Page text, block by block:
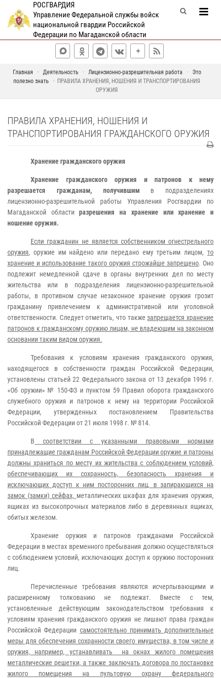
РОСГВАРДИЯ
Управление Федеральной службы войск
национальной гвардии Российской
Федерации по Магаданской области
Главная Деятельность Лицензионно-разрешительная работа
Это
полезно знать
ПРАВИЛА ХРАНЕНИЯ, НОШЕНИЯ И ТРАНСПОРТИРОВАНИЯ
ОРУЖИЯ
ПРАВИЛА ХРАНЕНИЯ, НОШЕНИЯ И
ТРАНСПОРТИРОВАНИЯ ГРАЖДАНСКОГО ОРУЖИЯ
Хранение гражданского оружия
Хранение гражданского оружия и патронов к нему
разрешается гражданам, получившимв подразделениях
лицензионно-разрешительной работы Управления Росгвардии по
Магаданской областиразрешения на хранение или хранение и
ношение оружия.
Если гражданин не является собственником огнестрельного
оружия, оружие им найдено или передано ему третьим лицом, то
хранение и использование такого оружия строжайше запрещено. Оно
подлежит немедленной сдаче в органы внутренних дел по месту
жительства или в подразделения лицензионно-разрешительной
работы, в противном случае незаконное хранение оружия грозит
гражданину привлечением к административной или уголовной
ответственности. Следует отметить, что такжезапрещается хранение
патронов к гражданскому оружию лицам, не владеющим на законном
основании таким видом оружия.
Требования к условиям хранения гражданского оружия,
находящегося в собственности граждан Российской Федерации,
установлены статьей 22 Федерального закона от 13 декабря 1996 г.
«Об оружии» № 150-ФЗ и пунктом 59 Правил оборота гражданского
служебного оружия и патронов к нему на территории Российской
Федерации, утвержденных постановлением Правительства
Российской Федерации от 21 июля 1998 г. № 814.
В соответствии с указанными правовыми нормами
принадлежащие гражданам Российской Федерации оружие и патроны
должны храниться по месту их жительства с соблюдением условий,
обеспечивающих их сохранность, безопасность хранения и
исключающих доступ к ним посторонних лиц, в запирающихся на
замок (замки) сейфах, металлических шкафах для хранения оружия,
ящиках из высокопрочных материалов либо в деревянных ящиках,
обитых железом.
Хранение оружия и патронов гражданами Российской
Федерации в местах временного пребывания должно осуществляться
с соблюдением условий, исключающих доступ к оружию посторонних
лиц.
Перечисленные требования являются исчерпывающими и
расширенному толкованию не подлежат. Вместе с тем,
установленные действующим законодательством требования к
условиям хранения гражданского оружия не лишают права граждан
Российской Федерации самостоятельно принимать дополнительные
меры для обеспечения сохранности своего имущества, в том числе и
оружия, например, устанавливать на окнах жилого помещения
металлические решетки, а также заключать договора по постановке
жилого помещения на пультовую охрану федерального